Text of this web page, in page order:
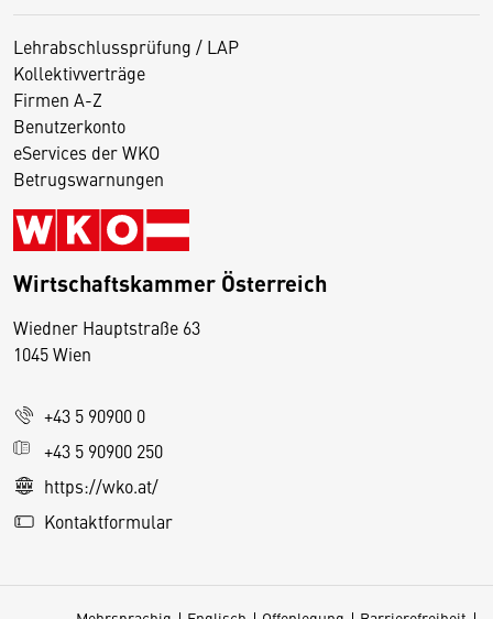
Lehrabschlussprüfung / LAP
Kollektivverträge
Firmen A-Z
Benutzerkonto
eServices der WKO
Betrugswarnungen
Wirtschaftskammer Österreich
Wiedner Hauptstraße 63
1045 Wien
+43 5 90900 0
+43 5 90900 250
https://wko.at/
Kontaktformular
D
s
e
S
e